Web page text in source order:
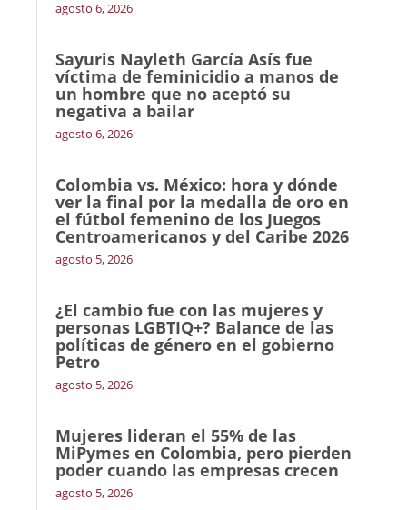
agosto 6, 2026
Sayuris Nayleth García Asís fue
víctima de feminicidio a manos de
un hombre que no aceptó su
negativa a bailar
agosto 6, 2026
Colombia vs. México: hora y dónde
ver la final por la medalla de oro en
el fútbol femenino de los Juegos
Centroamericanos y del Caribe 2026
agosto 5, 2026
¿El cambio fue con las mujeres y
personas LGBTIQ+? Balance de las
políticas de género en el gobierno
Petro
agosto 5, 2026
Mujeres lideran el 55% de las
MiPymes en Colombia, pero pierden
poder cuando las empresas crecen
agosto 5, 2026